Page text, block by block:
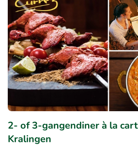
2- of 3-gangendiner à la
Kralingen